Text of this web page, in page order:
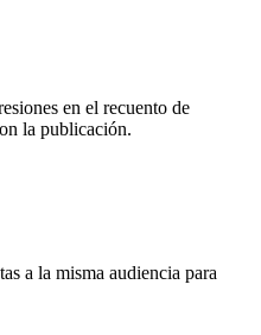
en el recuento de
la publicación.
a la misma audiencia para